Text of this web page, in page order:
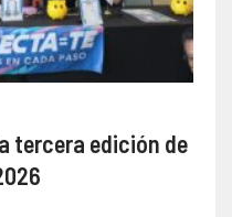
tercera edición de